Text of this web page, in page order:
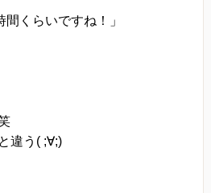
間くらいですね！」
違う( ;∀;)